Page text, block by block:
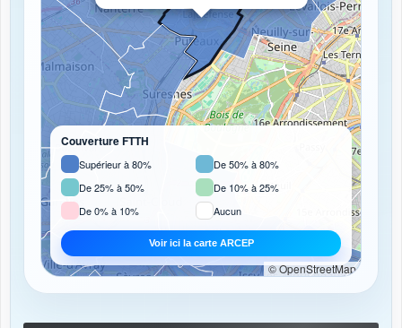
Couverture FTTH
Supérieur à 80%
De 50% à 80%
De 25% à 50%
De 10% à 25%
De 0% à 10%
Aucun
Voir ici la carte ARCEP
© OpenStreetMap